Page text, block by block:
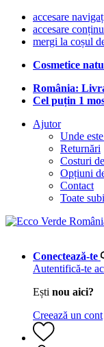
accesare
accesare
mergi la coșul
Cosmetice
România:
Cel puțin 1
Ajutor
Unde
Returnări
Costuri
Opțiuni
Contact
Toate
Conectează-te
Autentifică-te
Ești nou aici?
Creează un cont